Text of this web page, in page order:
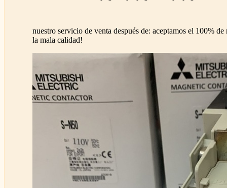
nuestro servicio de venta después de: aceptamos el 100%
la mala calidad!